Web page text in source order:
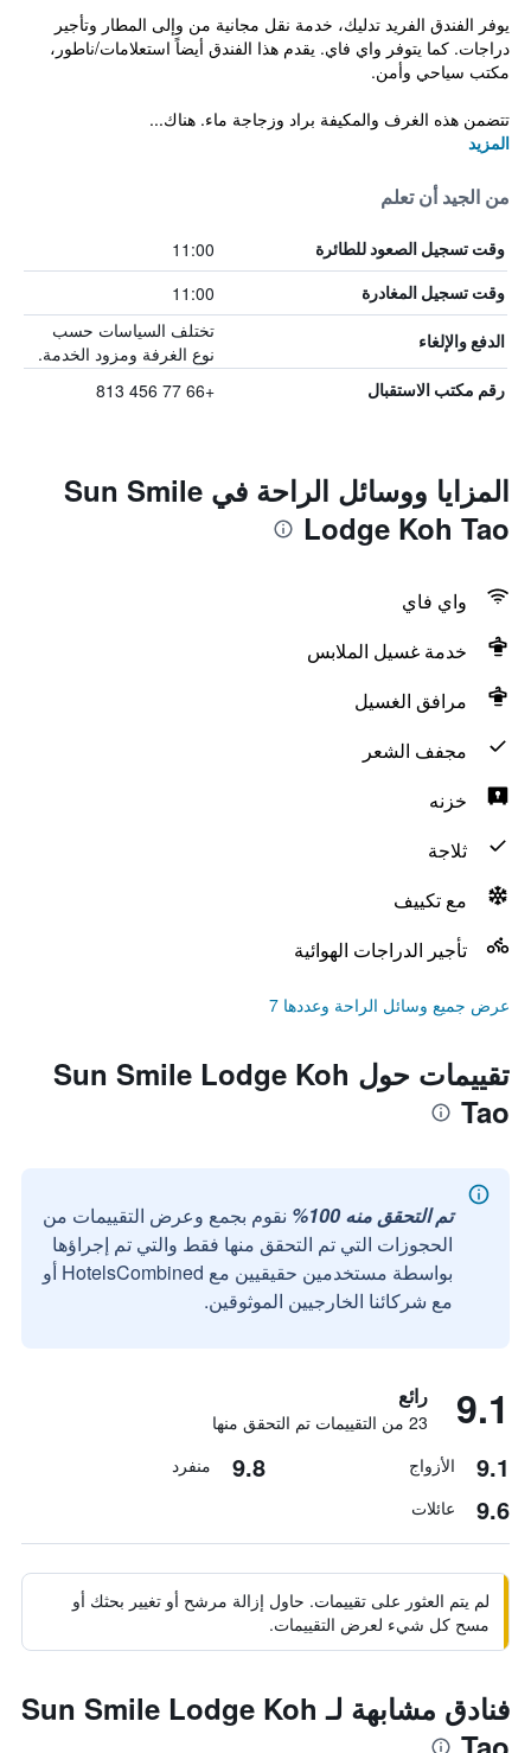
يوفر الفندق الفريد تدليك، خدمة نقل مجانية من وإلى المطار وتأجير
دراجات. كما يتوفر واي فاي. يقدم هذا الفندق أيضاً استعلامات/ناطور،
مكتب سياحي وأمن.
تتضمن هذه الغرف والمكيفة براد وزجاجة ماء. هناك...
المزيد
من الجيد أن تعلم
وقت تسجيل الصعود للطائرة 11:00
وقت تسجيل المغادرة 11:00
الدفع والإلغاء
تختلف السياسات حسب
نوع الغرفة ومزود الخدمة.
رقم مكتب الاستقبال +66 77 456 813
المزايا ووسائل الراحة في Sun Smile
Lodge Koh Tao
واي فاي
خدمة غسيل الملابس
مرافق الغسيل
مجفف الشعر
خزنه
ثلاجة
مع تكييف
تأجير الدراجات الهوائية
عرض جميع وسائل الراحة وعددها 7
تقييمات حول Sun Smile Lodge Koh
Tao
تم التحقق منه 100%
نقوم بجمع وعرض التقييمات من
الحجوزات التي تم التحقق منها فقط والتي تم إجراؤها
بواسطة مستخدمين حقيقيين مع HotelsCombined أو
مع شركائنا الخارجيين الموثوقين.
9.1 رائع
23 من التقييمات تم التحقق منها
9.1 الأزواج 9.8 منفرد
9.6 عائلات
لم يتم العثور على تقييمات. حاول إزالة مرشح أو تغيير بحثك أو
مسح كل شيء لعرض التقييمات.
فنادق مشابهة لـ Sun Smile Lodge Koh